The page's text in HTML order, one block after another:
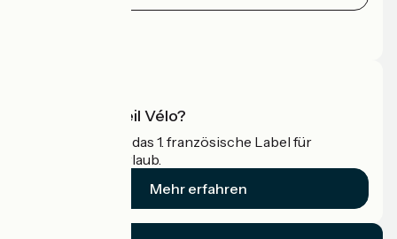
Was ist Accueil Vélo?
Accueil Vélo ist das 1. französische Label für
Radfahrer im Urlaub.
Mehr erfahren